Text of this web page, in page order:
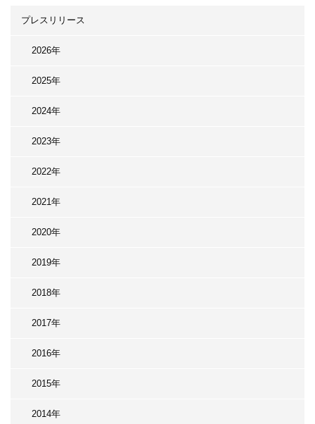
プレスリリース
2026年
2025年
2024年
2023年
2022年
2021年
2020年
2019年
2018年
2017年
2016年
2015年
2014年